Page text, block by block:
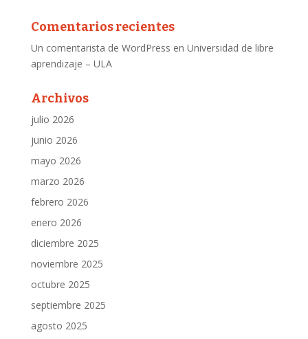
Comentarios recientes
Un comentarista de WordPress en Universidad de libre
aprendizaje – ULA
Archivos
julio 2026
junio 2026
mayo 2026
marzo 2026
febrero 2026
enero 2026
diciembre 2025
noviembre 2025
octubre 2025
septiembre 2025
agosto 2025